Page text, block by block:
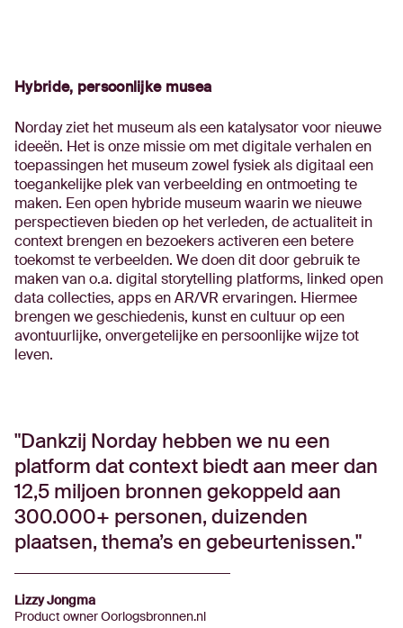
Hybride, persoonlijke musea
Norday ziet het museum als een katalysator voor nieuwe
ideeën. Het is onze missie om met digitale verhalen en
toepassingen het museum zowel fysiek als digitaal een
toegankelijke plek van verbeelding en ontmoeting te
maken. Een open hybride museum waarin we nieuwe
perspectieven bieden op het verleden, de actualiteit in
context brengen en bezoekers activeren een betere
toekomst te verbeelden. We doen dit door gebruik te
maken van o.a. digital storytelling platforms, linked open
data collecties, apps en AR/VR ervaringen. Hiermee
brengen we geschiedenis, kunst en cultuur op een
avontuurlijke, onvergetelijke en persoonlijke wijze tot
leven.
Dankzij Norday hebben we nu een
platform dat context biedt aan meer dan
12,5 miljoen bronnen gekoppeld aan
300.000+ personen, duizenden
plaatsen, thema’s en gebeurtenissen.
Lizzy Jongma
Product owner Oorlogsbronnen.nl